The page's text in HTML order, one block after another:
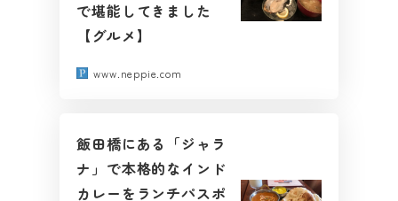
で堪能してきました
【グルメ】
www.neppie.com
飯田橋にある「ジャラ
ナ」で本格的なインド
カレーをランチパスポ